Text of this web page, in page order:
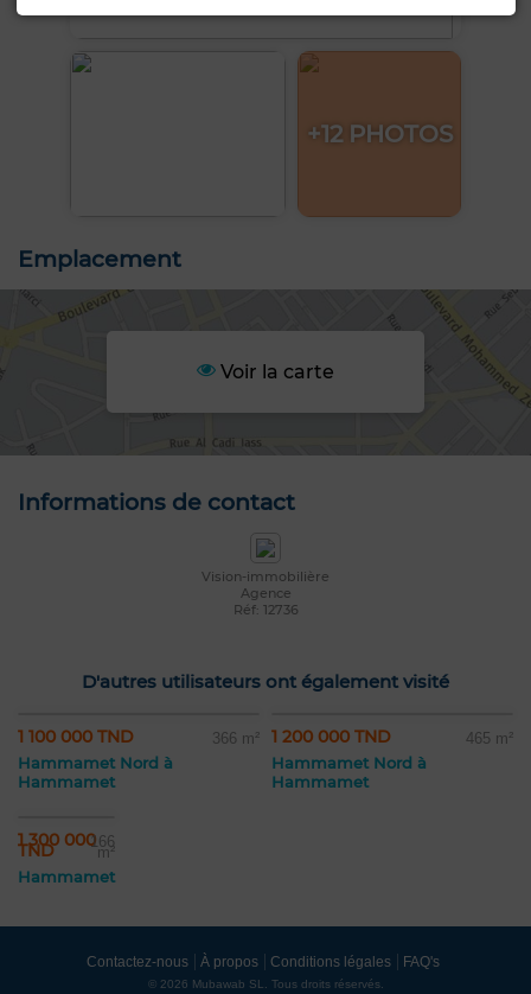
+12 PHOTOS
Emplacement
Voir la carte
Informations de contact
Vision-immobilière
Agence
Réf: 12736
D'autres utilisateurs ont également visité
1 100 000 TND 366 m²
Hammamet Nord à
Hammamet
1 200 000 TND 465 m²
Hammamet Nord à
Hammamet
1 300 000
TND 166
m²
Hammamet
Contactez-nous À propos Conditions légales FAQ's
© 2026 Mubawab SL. Tous droits réservés.